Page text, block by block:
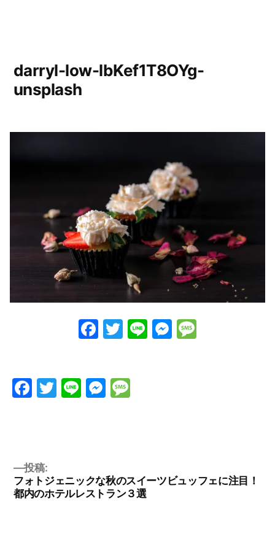
darryl-low-lbKef1T8OYg-
unsplash
Facebook
Twitter
Line
Facebook
Twitter
LineMessenger
投
投稿:
フォトジェニックな秋のスイーツビュッフェに注目！
都内のホテルレストラン３選